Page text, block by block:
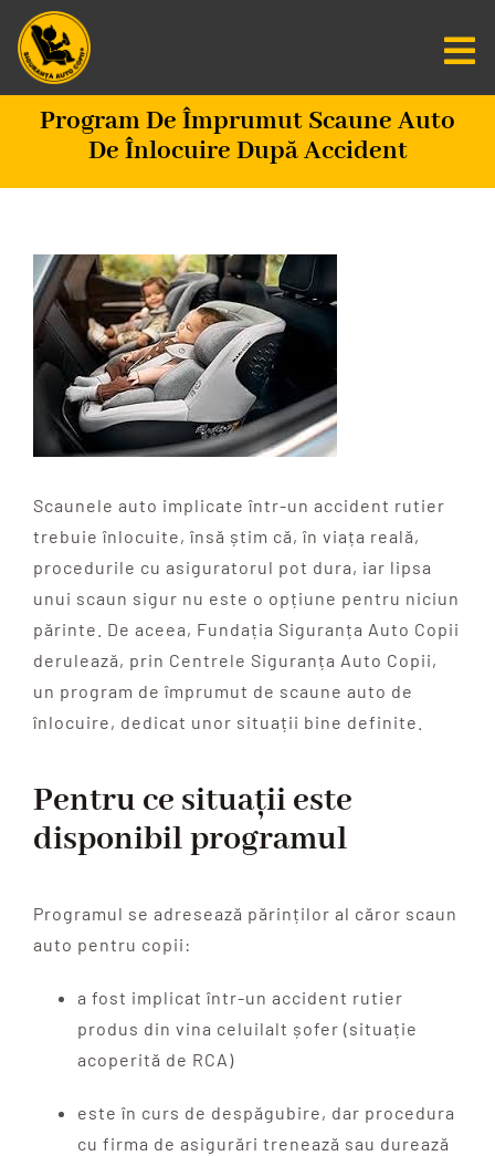
Salt
conținut
Centru De Informare
Fundatia SAC
Misiunea Zero
Scaune Auto
Programare
Program De Împrumut Scaune Auto
De Înlocuire După Accident
Scaunele auto implicate într-un accident rutier
trebuie înlocuite, însă știm că, în viața reală,
procedurile cu asiguratorul pot dura, iar lipsa
unui scaun sigur nu este o opțiune pentru niciun
părinte. De aceea, Fundația Siguranța Auto Copii
derulează, prin Centrele Siguranța Auto Copii,
un program de împrumut de scaune auto de
înlocuire, dedicat unor situații bine definite.
Pentru ce situații este
disponibil programul
Programul se adresează părinților al căror scaun
auto pentru copii:
a fost implicat într-un accident rutier
produs din vina celuilalt șofer (situație
acoperită de RCA)
este în curs de despăgubire, dar procedura
cu firma de asigurări trenează sau durează